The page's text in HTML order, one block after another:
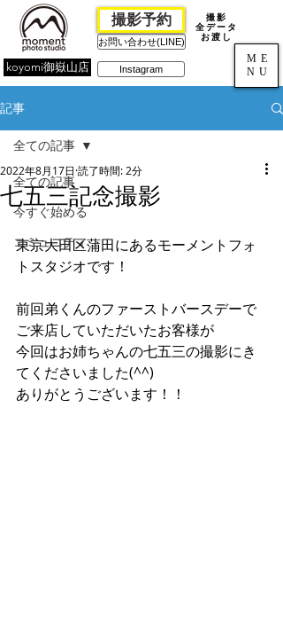
ME
NU
koyomi御嶽山店
撮影予約
お問い合わせ(LINE)
Instagram
撮影
全データ
お渡し
記事
全ての記事
今すぐ始める
コミュニティ
全ての記事
七五三記念撮影
2022年8月17日 読了時間: 2分
東京大田区蒲田にあるモーメントフォ
トスタジオです！
前回弟くんのファーストバースデーで
ご来店していただいたお客様が
今回はお姉ちゃんの七五三の撮影にき
てくださいました(^^)
ありがとうございます！！